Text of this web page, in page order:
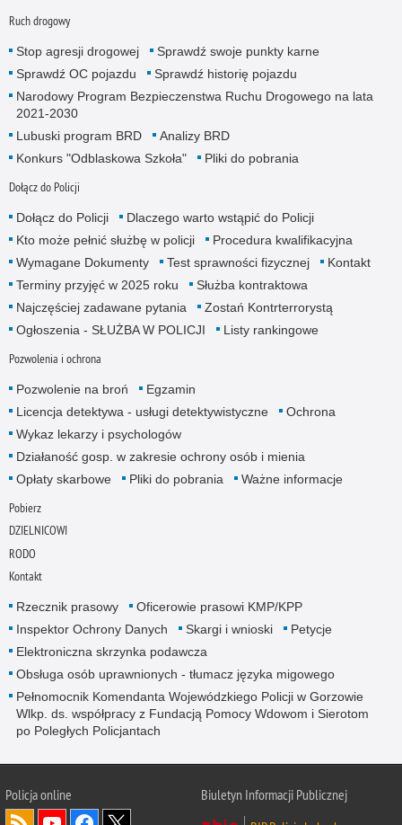
Ruch drogowy
Stop agresji drogowej
Sprawdź swoje punkty karne
Sprawdź OC pojazdu
Sprawdź historię pojazdu
Narodowy Program Bezpieczenstwa Ruchu Drogowego na lata
2021-2030
Lubuski program BRD
Analizy BRD
Konkurs "Odblaskowa Szkoła"
Pliki do pobrania
Dołącz do Policji
Dołącz do Policji
Dlaczego warto wstąpić do Policji
Kto może pełnić służbę w policji
Procedura kwalifikacyjna
Wymagane Dokumenty
Test sprawności fizycznej
Kontakt
Terminy przyjęć w 2025 roku
Służba kontraktowa
Najczęściej zadawane pytania
Zostań Kontrterrorystą
Ogłoszenia - SŁUŻBA W POLICJI
Listy rankingowe
Pozwolenia i ochrona
Pozwolenie na broń
Egzamin
Licencja detektywa - usługi detektywistyczne
Ochrona
Wykaz lekarzy i psychologów
Działaność gosp. w zakresie ochrony osób i mienia
Opłaty skarbowe
Pliki do pobrania Ważne informacje
Pobierz
DZIELNICOWI
RODO
Kontakt
Rzecznik prasowy
Oficerowie prasowi KMP/KPP
Inspektor Ochrony Danych
Skargi i wnioski
Petycje
Elektroniczna skrzynka podawcza
Obsługa osób uprawnionych - tłumacz języka migowego
Pełnomocnik Komendanta Wojewódzkiego Policji w Gorzowie
Wlkp. ds. współpracy z Fundacją Pomocy Wdowom i Sierotom
po Poległych Policjantach
Policja online
Biuletyn Informacji Publicznej